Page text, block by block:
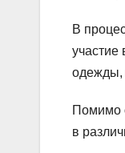
В
участие
одежды,
Помимо
в